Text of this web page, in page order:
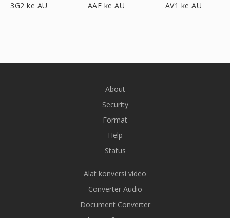
3G2 ke AU AAF ke AU AV1 ke AU
About
Security
Format
Help
Status
Alat konversi video
Converter Audio
Document Converter